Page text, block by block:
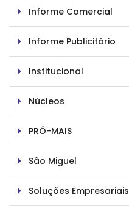
Informe Comercial
Informe Publicitário
Institucional
Núcleos
PRÓ-MAIS
São Miguel
Soluções Empresariais